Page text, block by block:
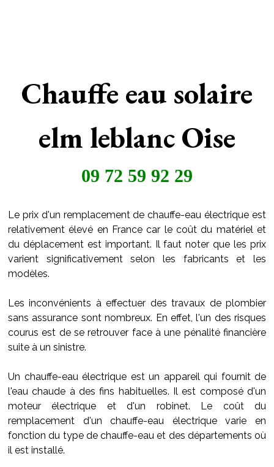
Chauffe eau solaire
elm leblanc Oise
09 72 59 92 29
Le prix d'un remplacement de chauffe-eau électrique est
relativement élevé en France car le coût du matériel et
du déplacement est important. Il faut noter que les prix
varient significativement selon les fabricants et les
modèles.
Les inconvénients à effectuer des travaux de plombier
sans assurance sont nombreux. En effet, l'un des risques
courus est de se retrouver face à une pénalité financière
suite à un sinistre.
Un chauffe-eau électrique est un appareil qui fournit de
l'eau chaude à des fins habituelles. Il est composé d'un
moteur électrique et d'un robinet. Le coût du
remplacement d'un chauffe-eau électrique varie en
fonction du type de chauffe-eau et des départements où
il est installé.